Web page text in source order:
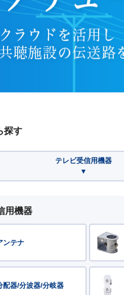
探す
テレビ受信用機器
▼
用機器
ンテナ
配器/分波器/分岐器